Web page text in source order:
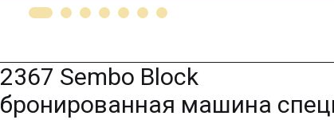
Sembo Block
машина